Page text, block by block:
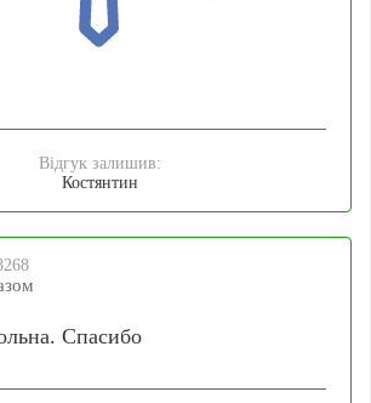
Відгук залишив:
Костянтин
Спасибо